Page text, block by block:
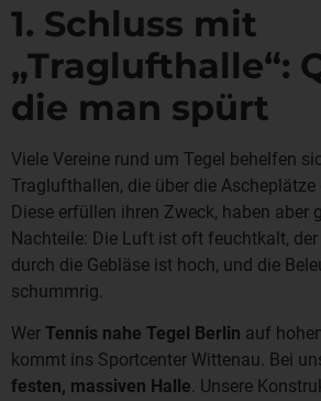
1. Schluss mit
„Traglufthalle“:
die man spürt
Viele Vereine rund um Tegel behelfen
Traglufthallen, die über die Ascheplätze
Diese erfüllen ihren Zweck, haben aber
Nachteile: Die Luft ist oft feuchtkalt, der
durch die Gebläse ist hoch, und die
schummrig.
Wer Tennis nahe Tegel Berlin auf
kommt ins Sportcenter Wittenau. Bei
festen, massiven Halle. Unsere